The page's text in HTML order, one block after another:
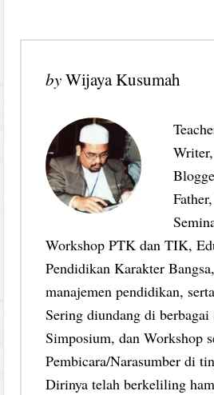
byWijaya Kusumah
Workshop PTK dan TIK,
Pendidikan Karakter
manajemen pendidikan,
Sering diundang di berbagai
Simposium, dan Workshop
Pembicara/Narasumber di
Dirinya telah berkeliling